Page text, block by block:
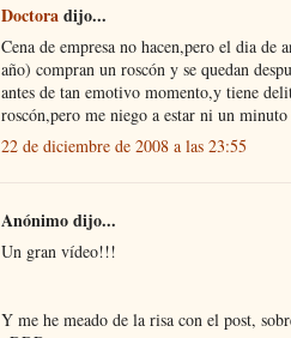
Doctoradijo...
Cena de empresa no hacen,pero el dia de
año) compran un roscón y se quedan
antes de tan emotivo momento,y tiene
roscón,pero me niego a estar ni un
22 de diciembre de 2008 a las 23:55
Anónimo dijo...
Un gran vídeo!!!
Y me he meado de la risa con el post,